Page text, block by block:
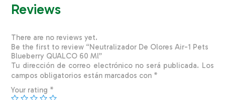
Reviews
There are no reviews yet.
Be the first to review “Neutralizador De Olores Air-1 Pets
Blueberry QUALCO 60 Ml”
Tu dirección de correo electrónico no será publicada. Los
campos obligatorios están marcados con *
Your rating *